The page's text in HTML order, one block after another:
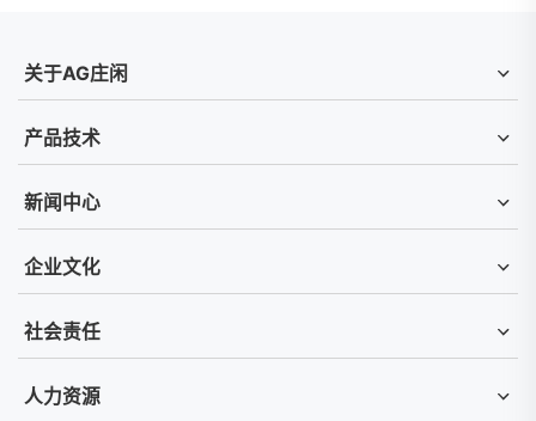
关于AG庄闲
产品技术
新闻中心
企业文化
社会责任
人力资源